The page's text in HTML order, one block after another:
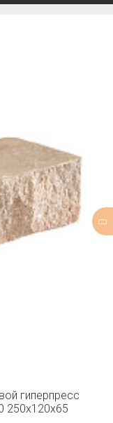
гиперпресс
250х120х65